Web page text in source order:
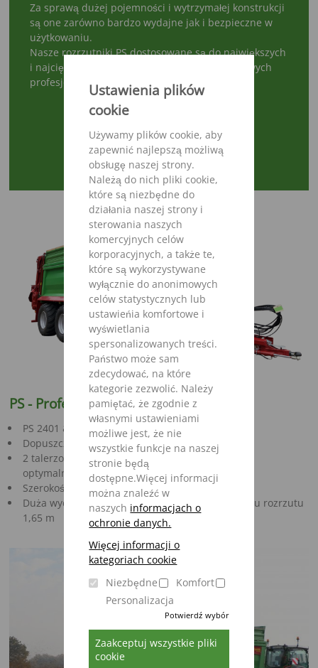
Ustawienia plików
cookie
Używamy plików cookie, aby
zapewnić najlepszą możliwą
obsługę naszej strony.
Należą do nich pliki cookie,
które są niezbędne do
działania naszej strony i
sterowania naszych
komercyjnych celów
korporacyjnych, a także te,
które są wykorzystywane
wyłącznie do anonimowych
celów statystycznych lub
ustawieńia komfortowe i
wyświetlania
spersonalizowanych treści.
Państwo może sam
zdecydować, na które
kategorie zezwolić. Należy
pamiętać, że zgodnie z
własnymi ustawieniami
możliwe jest, że nie
wszystkie funkcje na naszej
stronie będą
dostępne.Więcej informacji
można znaleźć w
naszych informacjach o
ochronie danych.
Więcej informacji o
kategoriach cookie
Niezbędne
Komfort
Personalizacja
Potwierdź wybór
Zaakceptuj wszystkie pliki
cookie
Za sprawą dużej pojemności i wytrzymałej konstrukcji
są one zarówno bardzo wydajne jak i bezpieczne w
użytkowaniu.
Nasze rozrzutniki PS dostosowane są do największych
i najcięższych wymagań – właśnie dla prawdziwych
profesjonalistów.
OBEJRZYJ WIDEO
PS- Profesjonalny rozrzutnik
PS 2401 & PS 3401
Dopuszczalna masa całkowita 24 i 34 t
2 talerzowy uniwersalny mechanizm rozrzutu o
optymalnym rozrzucie poprzecznym
Szerokość rozrzutu do 24 m
Duża wydajność za sprawą przejścia mechanizmu rozrzutu
1,65 m